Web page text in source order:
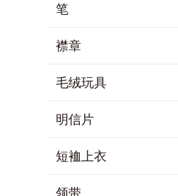
笔
襟章
毛绒玩具
明信片
短裇上衣